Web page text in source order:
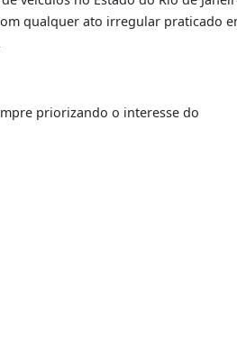
destinado a leilão como sucata.
seu nome.
fiscal para checar a